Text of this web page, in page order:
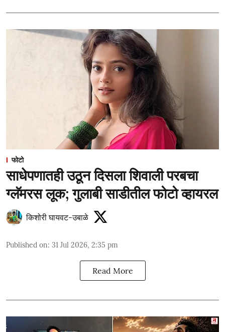
फोटो
साधेपणातही उठून दिसला शिवाली परबचा
ग्लॅमरस लूक; गुलाबी साडीतील फोटो व्हायरल
किशोरी घायवट-उबाळे
Published on: 31 Jul 2026, 2:35 pm
Read More